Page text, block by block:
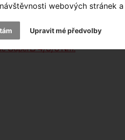
webových stránek
Upravit mé předvolby
SUPERB 4/5/6